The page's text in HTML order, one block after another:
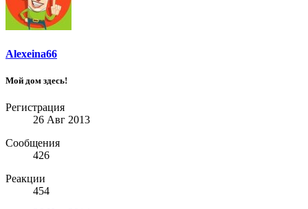
Alexeina66
Мой дом здесь!
Регистрация
26 Авг 2013
Сообщения
426
Реакции
454